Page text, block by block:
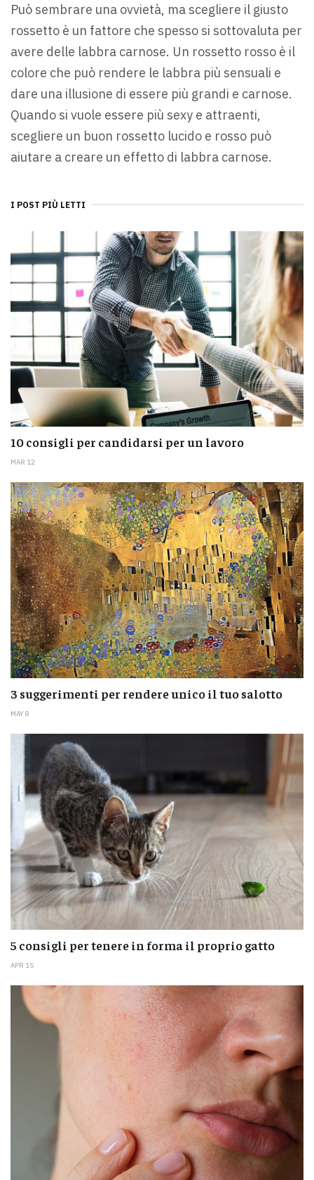
Può sembrare una ovvietà, ma scegliere il giusto
rossetto è un fattore che spesso si sottovaluta per
avere delle labbra carnose. Un rossetto rosso è il
colore che può rendere le labbra più sensuali e
dare una illusione di essere più grandi e carnose.
Quando si vuole essere più sexy e attraenti,
scegliere un buon rossetto lucido e rosso può
aiutare a creare un effetto di labbra carnose.
I POST PIÙ LETTI
10 consigli per candidarsi per un lavoro
MAR 12
3 suggerimenti per rendere unico il tuo salotto
MAY 8
5 consigli per tenere in forma il proprio gatto
APR 15